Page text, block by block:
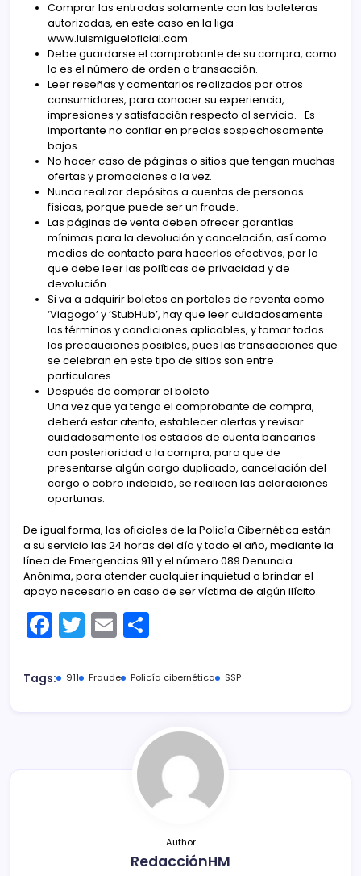
Comprar las entradas solamente con las boleteras
autorizadas, en este caso en la liga
www.luismigueloficial.com
Debe guardarse el comprobante de su compra, como
lo es el número de orden o transacción.
Leer reseñas y comentarios realizados por otros
consumidores, para conocer su experiencia,
impresiones y satisfacción respecto al servicio. -Es
importante no confiar en precios sospechosamente
bajos.
No hacer caso de páginas o sitios que tengan muchas
ofertas y promociones a la vez.
Nunca realizar depósitos a cuentas de personas
físicas, porque puede ser un fraude.
Las páginas de venta deben ofrecer garantías
mínimas para la devolución y cancelación, así como
medios de contacto para hacerlos efectivos, por lo
que debe leer las políticas de privacidad y de
devolución.
Si va a adquirir boletos en portales de reventa como
‘Viagogo’ y ‘StubHub’, hay que leer cuidadosamente
los términos y condiciones aplicables, y tomar todas
las precauciones posibles, pues las transacciones que
se celebran en este tipo de sitios son entre
particulares.
Después de comprar el boleto
Una vez que ya tenga el comprobante de compra,
deberá estar atento, establecer alertas y revisar
cuidadosamente los estados de cuenta bancarios
con posterioridad a la compra, para que de
presentarse algún cargo duplicado, cancelación del
cargo o cobro indebido, se realicen las aclaraciones
oportunas.
De igual forma, los oficiales de la Policía Cibernética están
a su servicio las 24 horas del día y todo el año, mediante la
línea de Emergencias 911 y el número 089 Denuncia
Anónima, para atender cualquier inquietud o brindar el
apoyo necesario en caso de ser víctima de algún ilícito.
F
c
T
itt
E
ai m
ar
tir
Tags: 911 Fraude Policía cibernética SSP
Author
RedacciónHM